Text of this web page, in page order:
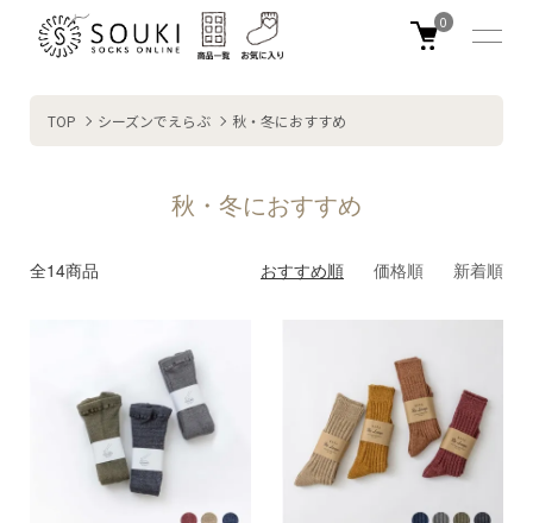
0
TOP シーズンでえらぶ 秋・冬におすすめ
秋・冬におすすめ
全14商品 おすすめ順 価格順 新着順